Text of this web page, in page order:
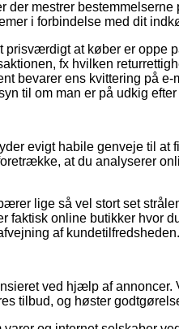
der mestrer
i forbindelse med dit
prisværdigt at køber er oppe
fx hvilken
bevarer ens kvittering på
til om man er på udkig
evigt habile genveje til at
at du analyserer
lige så vel stort set
faktisk online butikker hvor
af kundetilfredsheden.
ved hjælp af annoncer.
tilbud, og høster